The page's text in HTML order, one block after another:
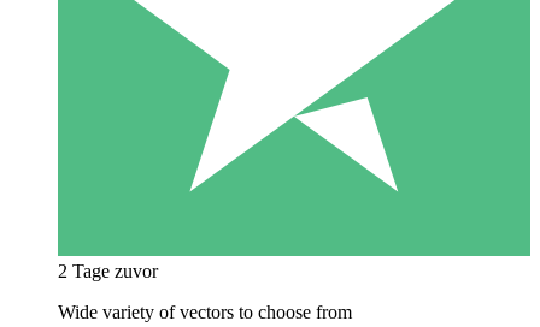
2 Tage zuvor
Wide variety of vectors to choose from